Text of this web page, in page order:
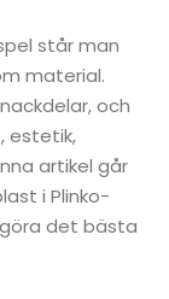
står man
material.
och
estetik,
artikel går
i Plinko-
det bästa